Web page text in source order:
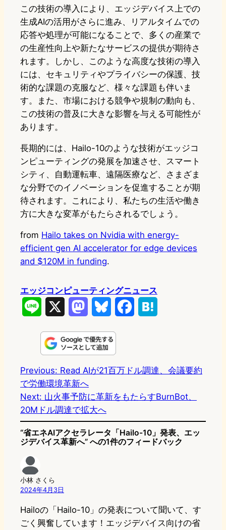
この技術の導入により、エッジデバイス上での
生成AIの活用がさらに進み、リアルタイムでの
応答や処理が可能になることで、多くの産業で
の生産性向上や新たなサービスの提供が期待さ
れます。しかし、このような高度な技術の導入
には、セキュリティやプライバシーの保護、技
術的な課題の克服など、様々な課題も伴いま
す。また、市場における競争や規制の動向も、
この技術の普及に大きな影響を与える可能性が
あります。
長期的には、Hailo-10のような技術がエッジコ
ンピューティングの発展を加速させ、スマート
シティ、自動運転車、遠隔医療など、さまざま
な分野でのイノベーションを促進することが期
待されます。これにより、私たちの生活や働き
方に大きな変革がもたらされるでしょう。
from Hailo takes on Nvidia with energy-
efficient gen AI accelerator for edge devices
and $120M in funding.
エッジコンピューティングニュース
n
s
t
o
d
o
n
u
e
k
y
o
o
k
e
a
Previous: Read AIが21百万ドル調達、会議要約
で労働環境革新へ
Next: 山火事予防に革新をもたらすBurnBot、
20Mドル調達で拡大へ
“省エネAIアクセラレータ「Hailo-10」発表、エッ
ジデバイス革新へ” への1件のフィードバック
小林 さくら
2024年4月3日
Hailoの「Hailo-10」の発表について聞いて、す
ごく興奮しています！エッジデバイス向けの省